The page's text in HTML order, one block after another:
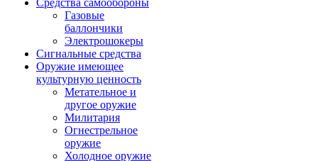
Средства самообороны
Газовые
баллончики
Электрошокеры
Сигнальные средства
Оружие имеющее
культурную ценность
Метательное и
другое оружие
Милитария
Огнестрельное
оружие
Холодное оружие